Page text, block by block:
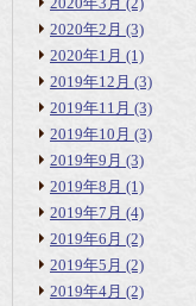
2020年2月 (3)
2020年1月 (1)
2019年12月 (3)
2019年11月 (3)
2019年10月 (3)
2019年9月 (3)
2019年8月 (1)
2019年7月 (4)
2019年6月 (2)
2019年5月 (2)
2019年4月 (2)